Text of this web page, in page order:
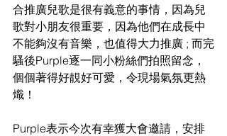
合推廣兒歌是很有義意的事情，因為兒
歌對小朋友很重要，因為他們在成長中
不能夠沒有音樂，也值得大力推廣 ; 而完
騷後Purple逐一同小粉絲們拍照留念，
個個著得好靚好可愛，令現場氣氛更熱
熾！
Purple表示今次有幸獲大會邀請，安排